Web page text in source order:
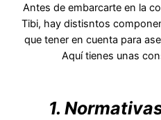
Antes de embarcarte en la
Tibi, hay distisntos
que tener en cuenta para
Aquí tienes unas
1.